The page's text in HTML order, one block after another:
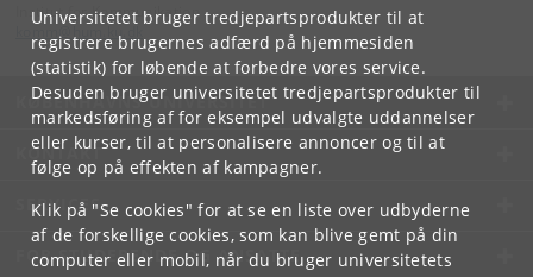
Universitetet bruger tredjepartsprodukter til at
registrere brugernes adfærd på hjemmesiden
(statistik) for løbende at forbedre vores service.
Desuden bruger universitetet tredjepartsprodukter til
markedsføring af for eksempel udvalgte uddannelser
eller kurser, til at personalisere annoncer og til at
følge op på effekten af kampagner.
Klik på "Se cookies" for at se en liste over udbyderne
af de forskellige cookies, som kan blive gemt på din
computer eller mobil, når du bruger universitetets
Institut for Kommunikation
KØBENHAVNS UNIVERSITET
KONTAKT
SERVICES
FOR STUDERENDE OG ANSATTE